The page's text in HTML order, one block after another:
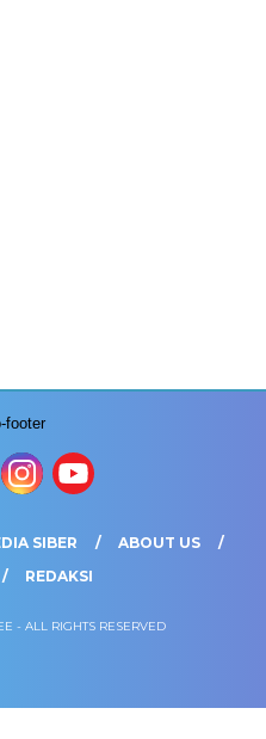
SIBER
ABOUT US
REDAKSI
- ALL RIGHTS RESERVED